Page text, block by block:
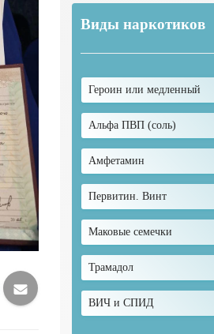
Виды наркотиков
Героин или медленный
Альфа ПВП (соль)
Амфетамин
Первитин. Винт
Маковые семечки
Трамадол
ВИЧ и СПИД